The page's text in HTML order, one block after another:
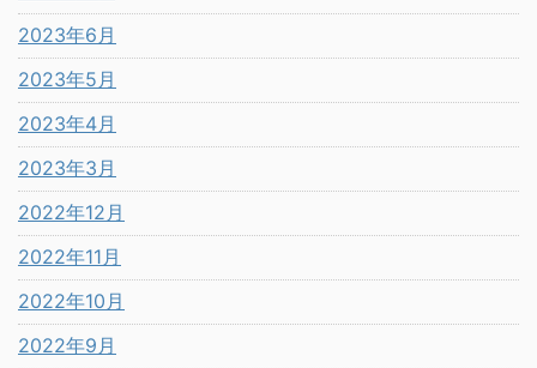
2023年6月
2023年5月
2023年4月
2023年3月
2022年12月
2022年11月
2022年10月
2022年9月